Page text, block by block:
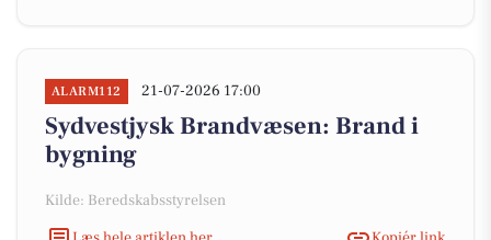
ALARM112 21-07-2026 17:00
Sydvestjysk Brandvæsen: Brand i
bygning
Kilde: Beredskabsstyrelsen